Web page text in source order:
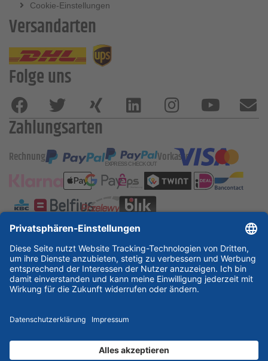
Cookie-Einstellungen
Versandarten
Folge uns
Zahlungsarten
Rechnung Vorkasse
ESSKA International
new
new new